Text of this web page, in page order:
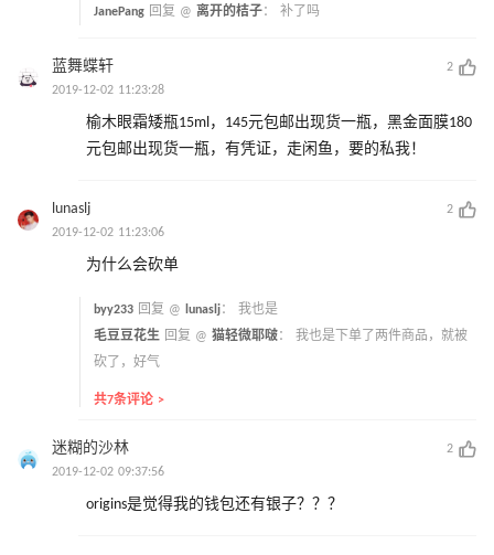
JanePang 回复 @ 离开的桔子： 补了吗
蓝舞蝶轩
2
2019-12-02 11:23:28
榆木眼霜矮瓶15ml，145元包邮出现货一瓶，黑金面膜180
元包邮出现货一瓶，有凭证，走闲鱼，要的私我！
lunaslj
2
2019-12-02 11:23:06
为什么会砍单
byy233 回复 @ lunaslj： 我也是
毛豆豆花生 回复 @ 猫轻微耶啵： 我也是下单了两件商品，就被
砍了，好气
共7条评论 >
迷糊的沙林
2
2019-12-02 09:37:56
origins是觉得我的钱包还有银子？？？